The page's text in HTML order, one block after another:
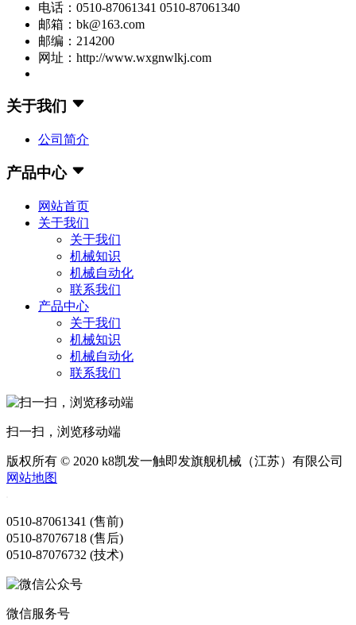
电话：0510-87061341 0510-87061340
邮箱：bk@163.com
邮编：214200
网址：http://www.wxgnwlkj.com
关于我们
公司简介
产品中心
网站首页
关于我们
关于我们
机械知识
机械自动化
联系我们
产品中心
关于我们
机械知识
机械自动化
联系我们
扫一扫，浏览移动端
版权所有 © 2020 k8凯发一触即发旗舰机械（江苏）有限公司
网站地图
0510-87061341 (售前)
0510-87076718 (售后)
0510-87076732 (技术)
微信服务号